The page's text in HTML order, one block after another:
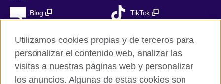
Blog TikTok
British Council Global
Privacidad
Utilizamos cookies propias y de terceros para
personalizar el contenido web, analizar las
visitas a nuestras páginas web y personalizar
los anuncios. Algunas de estas cookies son